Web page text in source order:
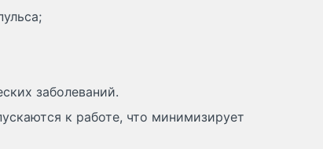
заболеваний.
к работе, что минимизирует